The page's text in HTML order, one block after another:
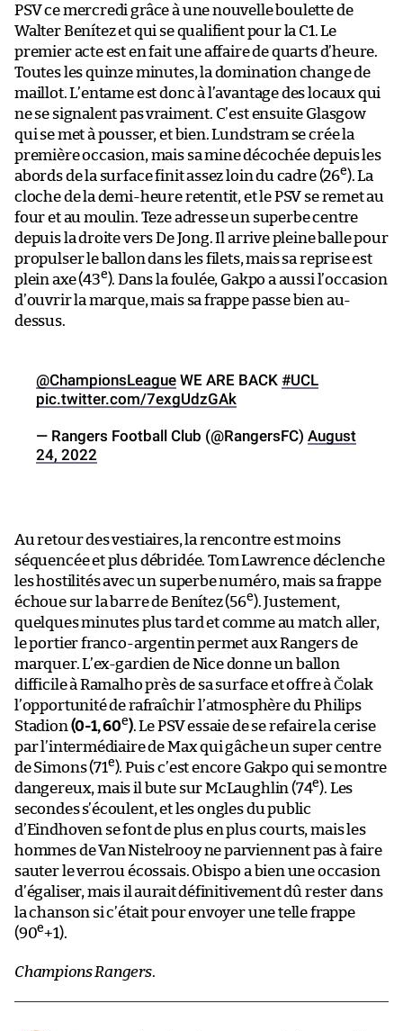
PSV ce mercredi grâce à une nouvelle boulette de
Walter Benítez et qui se qualifient pour la C1. Le
premier acte est en fait une affaire de quarts d’heure.
Toutes les quinze minutes, la domination change de
maillot. L’entame est donc à l’avantage des locaux qui
ne se signalent pas vraiment. C’est ensuite Glasgow
qui se met à pousser, et bien. Lundstram se crée la
première occasion, mais sa mine décochée depuis les
abords de la surface finit assez loin du cadre (26e). La
cloche de la demi-heure retentit, et le PSV se remet au
four et au moulin. Teze adresse un superbe centre
depuis la droite vers De Jong. Il arrive pleine balle pour
propulser le ballon dans les filets, mais sa reprise est
plein axe (43e). Dans la foulée, Gakpo a aussi l’occasion
d’ouvrir la marque, mais sa frappe passe bien au-
dessus.
@ChampionsLeague WE ARE BACK #UCL
pic.twitter.com/7exgUdzGAk
— Rangers Football Club (@RangersFC) August
24, 2022
Au retour des vestiaires, la rencontre est moins
séquencée et plus débridée. Tom Lawrence déclenche
les hostilités avec un superbe numéro, mais sa frappe
échoue sur la barre de Benítez (56e). Justement,
quelques minutes plus tard et comme au match aller,
le portier franco-argentin permet aux Rangers de
marquer. L’ex-gardien de Nice donne un ballon
difficile à Ramalho près de sa surface et offre à Čolak
l’opportunité de rafraîchir l’atmosphère du Philips
Stadion (0-1, 60e). Le PSV essaie de se refaire la cerise
par l’intermédiaire de Max qui gâche un super centre
de Simons (71e). Puis c’est encore Gakpo qui se montre
dangereux, mais il bute sur McLaughlin (74e). Les
secondes s’écoulent, et les ongles du public
d’Eindhoven se font de plus en plus courts, mais les
hommes de Van Nistelrooy ne parviennent pas à faire
sauter le verrou écossais. Obispo a bien une occasion
d’égaliser, mais il aurait définitivement dû rester dans
la chanson si c’était pour envoyer une telle frappe
(90e+1).
Champions Rangers.